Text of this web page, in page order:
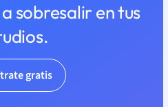
sobresalir en tus
gratis